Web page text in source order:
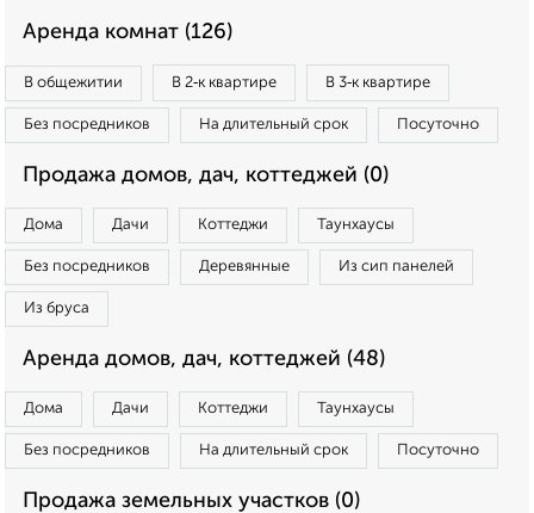
Аренда комнат (126)
В общежитии В 2‑к квартире В 3‑к квартире
Без посредников На длительный срок Посуточно
Продажа домов, дач, коттеджей (0)
Дома Дачи Коттеджи Таунхаусы
Без посредников Деревянные Из сип панелей
Из бруса
Аренда домов, дач, коттеджей (48)
Дома Дачи Коттеджи Таунхаусы
Без посредников На длительный срок Посуточно
Продажа земельных участков (0)